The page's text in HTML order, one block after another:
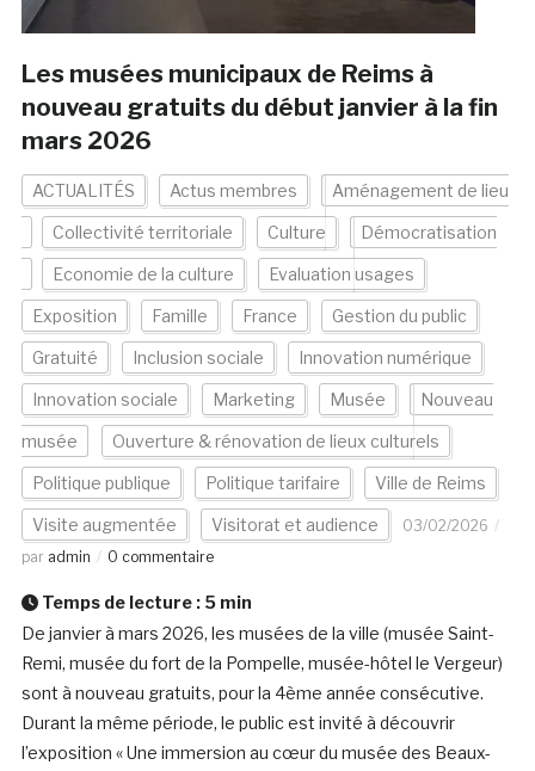
Les musées municipaux de Reims à
nouveau gratuits du début janvier à la fin
mars 2026
ACTUALITÉS Actus membres Aménagement de lieu
Collectivité territoriale Culture Démocratisation
Economie de la culture Evaluation usages
Exposition Famille France Gestion du public
Gratuité Inclusion sociale Innovation numérique
Innovation sociale Marketing Musée Nouveau
musée Ouverture & rénovation de lieux culturels
Politique publique Politique tarifaire Ville de Reims
Visite augmentée Visitorat et audience
03/02/2026
par admin 0 commentaire
Temps de lecture : 5 min
De janvier à mars 2026, les musées de la ville (musée Saint-
Remi, musée du fort de la Pompelle, musée-hôtel le Vergeur)
sont à nouveau gratuits, pour la 4ème année consécutive.
Durant la même période, le public est invité à découvrir
l’exposition « Une immersion au cœur du musée des Beaux-